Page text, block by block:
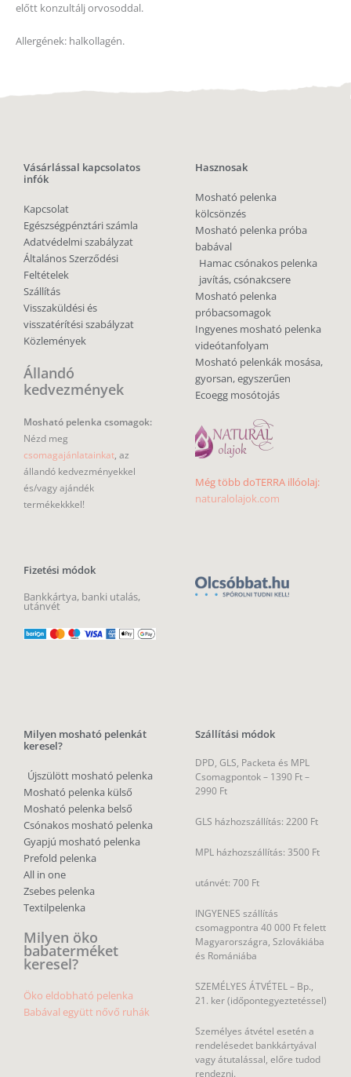
előtt konzultálj orvosoddal.
Allergének: halkollagén.
Vásárlással kapcsolatos
infók
Kapcsolat
Egészségpénztári számla
Adatvédelmi szabályzat
Általános Szerződési
Feltételek
Szállítás
Visszaküldési és
visszatérítési szabályzat
Közlemények
Állandó
kedvezmények
Mosható pelenka csomagok:
Nézd meg
csomagajánlatainkat, az
állandó kedvezményekkel
és/vagy ajándék
termékekkkel!
Fizetési módok
Bankkártya, banki utalás,
utánvét
Hasznosak
Mosható pelenka
kölcsönzés
Mosható pelenka próba
babával
Hamac csónakos pelenka
javítás, csónakcsere
Mosható pelenka
próbacsomagok
Ingyenes mosható pelenka
videótanfolyam
Mosható pelenkák mosása,
gyorsan, egyszerűen
Ecoegg mosótojás
Még több doTERRA illóolaj:
naturalolajok.com
Milyen mosható pelenkát
keresel?
Újszülött mosható pelenka
Mosható pelenka külső
Mosható pelenka belső
Csónakos mosható pelenka
Gyapjú mosható pelenka
Prefold pelenka
All in one
Zsebes pelenka
Textilpelenka
Milyen öko
babaterméket
keresel?
Öko eldobható pelenka
Babával együtt nővő ruhák
Szállítási módok
DPD, GLS, Packeta és MPL
Csomagpontok – 1390 Ft –
2990 Ft
GLS házhozszállítás: 2200 Ft
MPL házhozszállítás: 3500 Ft
utánvét: 700 Ft
INGYENES szállítás
csomagpontra 40 000 Ft felett
Magyarországra, Szlovákiába
és Romániába
SZEMÉLYES ÁTVÉTEL – Bp.,
21. ker (időpontegyeztetéssel)
Személyes átvétel esetén a
rendelésedet bankkártyával
vagy átutalással, előre tudod
rendezni.